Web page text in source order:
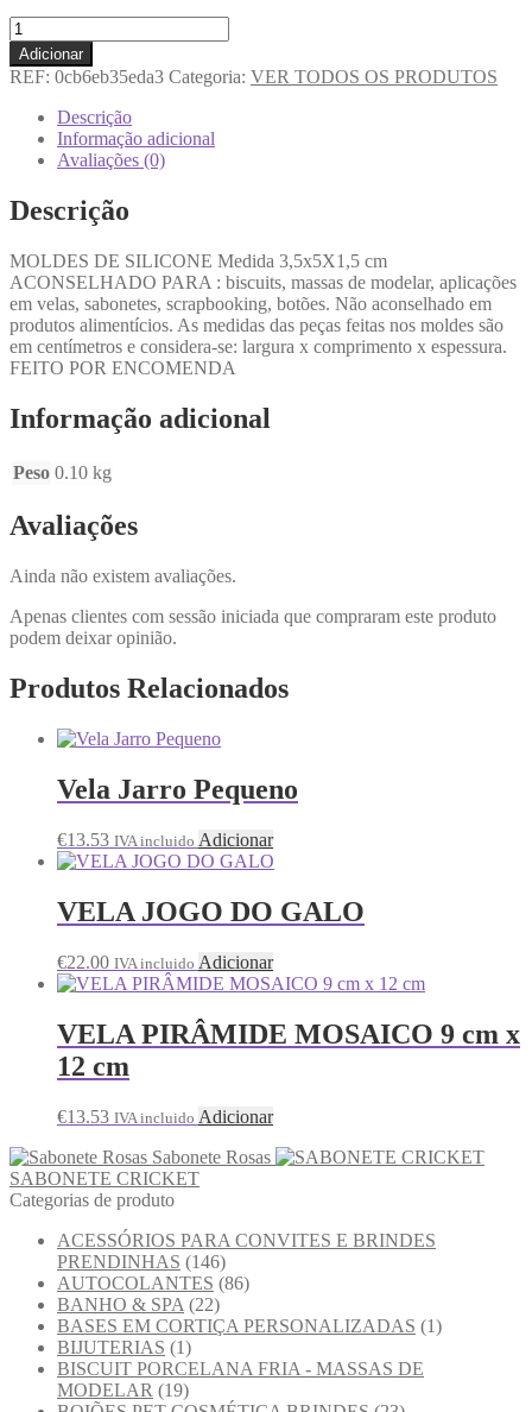
Adicionar
REF: 0cb6eb35eda3 Categoria: VER TODOS OS PRODUTOS
Descrição
Informação adicional
Avaliações (0)
Descrição
MOLDES DE SILICONE Medida 3,5x5X1,5 cm
ACONSELHADO PARA : biscuits, massas de modelar, aplicações
em velas, sabonetes, scrapbooking, botões. Não aconselhado em
produtos alimentícios. As medidas das peças feitas nos moldes são
em centímetros e considera-se: largura x comprimento x espessura.
FEITO POR ENCOMENDA
Informação adicional
Peso 0.10 kg
Avaliações
Ainda não existem avaliações.
Apenas clientes com sessão iniciada que compraram este produto
podem deixar opinião.
Produtos Relacionados
Vela Jarro Pequeno
€13.53 IVA incluido Adicionar
VELA JOGO DO GALO
€22.00 IVA incluido Adicionar
VELA PIRÂMIDE MOSAICO 9 cm x
12 cm
€13.53 IVA incluido Adicionar
Sabonete Rosas
SABONETE CRICKET
Categorias de produto
ACESSÓRIOS PARA CONVITES E BRINDES
PRENDINHAS (146)
AUTOCOLANTES (86)
BANHO & SPA (22)
BASES EM CORTIÇA PERSONALIZADAS (1)
BIJUTERIAS (1)
BISCUIT PORCELANA FRIA - MASSAS DE
MODELAR (19)